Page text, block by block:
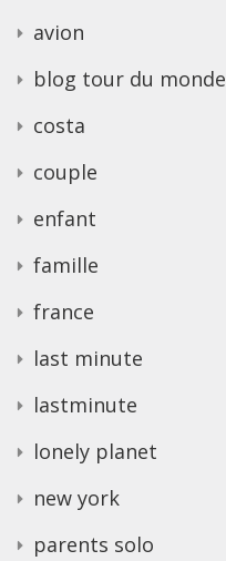
avion
blog tour du monde
costa
couple
enfant
famille
france
last minute
lastminute
lonely planet
new york
parents solo